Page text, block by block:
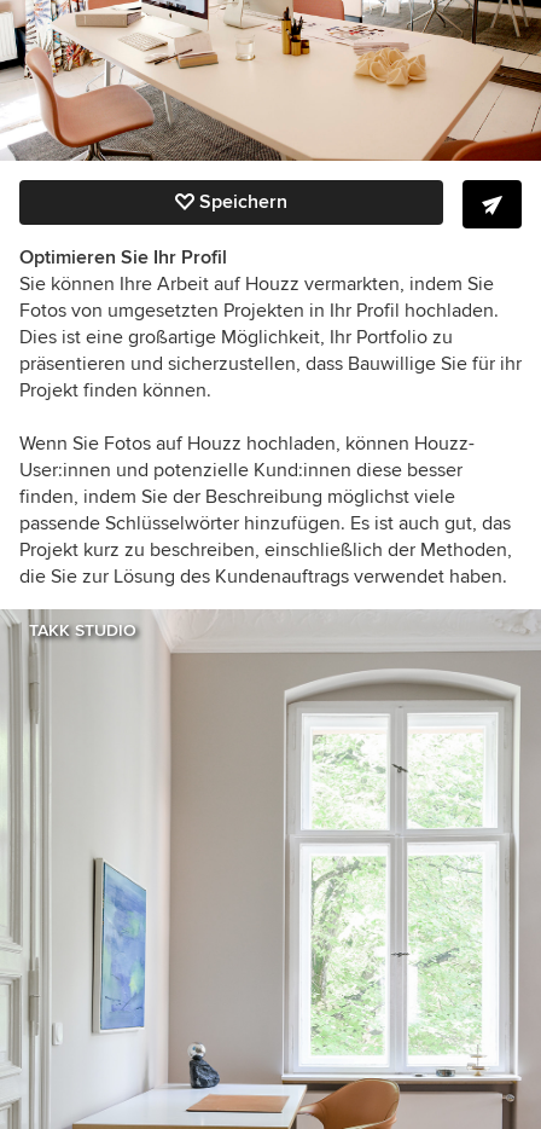
Speichern
Optimieren Sie Ihr Profil
Sie können Ihre Arbeit auf Houzz vermarkten, indem Sie
Fotos von umgesetzten Projekten in Ihr Profil hochladen.
Dies ist eine großartige Möglichkeit, Ihr Portfolio zu
präsentieren und sicherzustellen, dass Bauwillige Sie für ihr
Projekt finden können.
Wenn Sie Fotos auf Houzz hochladen, können Houzz-
User:innen und potenzielle Kund:innen diese besser
finden, indem Sie der Beschreibung möglichst viele
passende Schlüsselwörter hinzufügen. Es ist auch gut, das
Projekt kurz zu beschreiben, einschließlich der Methoden,
die Sie zur Lösung des Kundenauftrags verwendet haben.
TAKK STUDIO